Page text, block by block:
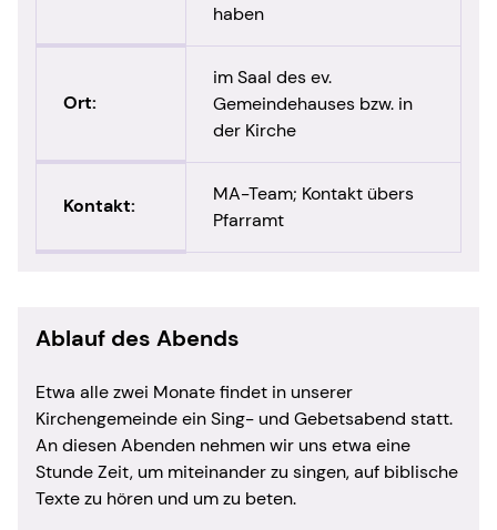
haben
Ort:
im Saal des ev.
Gemeindehauses bzw. in
der Kirche
Kontakt:
MA-Team; Kontakt übers
Pfarramt
Ablauf des Abends
Etwa alle zwei Monate findet in unserer
Kirchengemeinde ein Sing- und Gebetsabend statt.
An diesen Abenden nehmen wir uns etwa eine
Stunde Zeit, um miteinander zu singen, auf biblische
Texte zu hören und um zu beten.